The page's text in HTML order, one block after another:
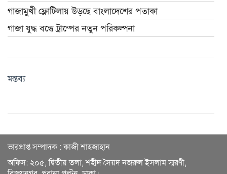
গাজামুখী ফ্লোটিলায় উড়ছে বাংলাদেশের পতাকা
গাজা যুদ্ধ বন্ধে ট্রাম্পের নতুন পরিকল্পনা
মন্তব্য
ভারপ্রাপ্ত সম্পাদক : কাজী শাহজাহান
অফিস: ২০৫, দ্বিতীয় তলা, শহীদ সৈয়দ নজরুল ইসলাম স্মরণী,